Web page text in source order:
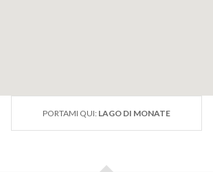
PORTAMI QUI: LAGO DI MONATE